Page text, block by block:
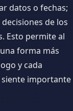
datos o fechas;
de los
Esto permite al
forma más
y cada
importante